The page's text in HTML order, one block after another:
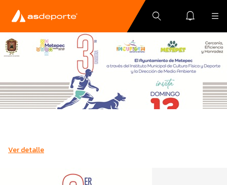
Ver detalle